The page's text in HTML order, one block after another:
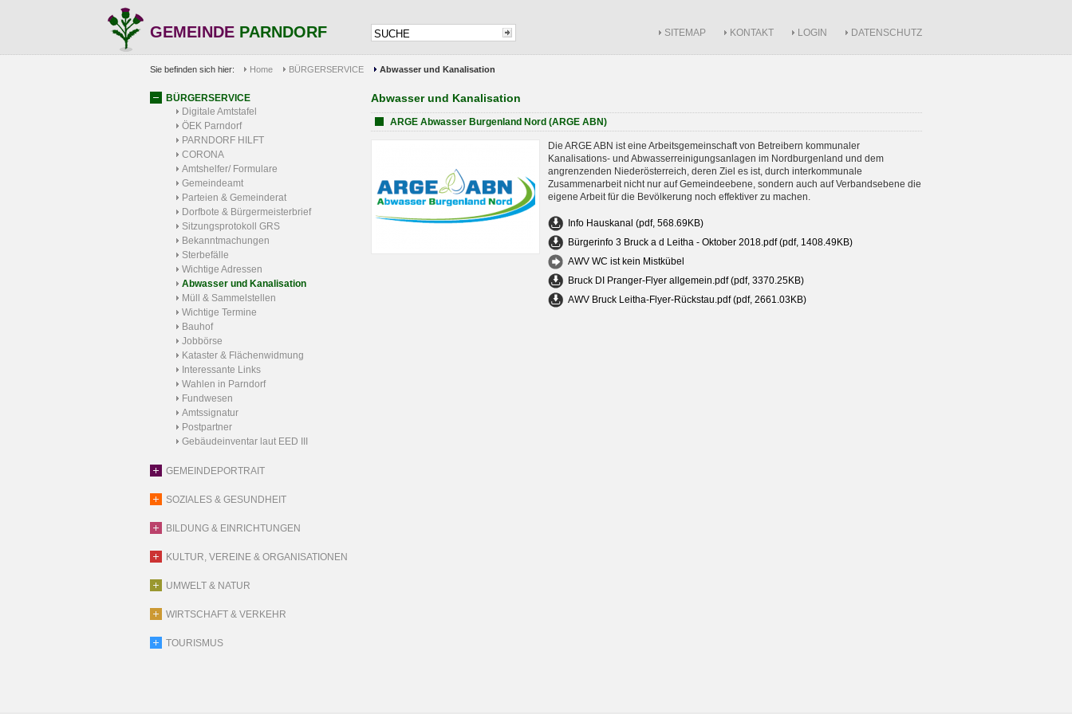
GEMEINDE PARNDORF SITEMAP KONTAKT LOGIN DATENSCHUTZ
Sie befinden sich hier: Home BÜRGERSERVICE Abwasser und Kanalisation
BÜRGERSERVICE
Digitale Amtstafel
ÖEK Parndorf
PARNDORF HILFT
CORONA
Amtshelfer/ Formulare
Gemeindeamt
Parteien & Gemeinderat
Dorfbote & Bürgermeisterbrief
Sitzungsprotokoll GRS
Bekanntmachungen
Sterbefälle
Wichtige Adressen
Abwasser und Kanalisation
Müll & Sammelstellen
Wichtige Termine
Bauhof
Jobbörse
Kataster & Flächenwidmung
Interessante Links
Wahlen in Parndorf
Fundwesen
Amtssignatur
Postpartner
Gebäudeinventar laut EED III
GEMEINDEPORTRAIT
SOZIALES & GESUNDHEIT
BILDUNG & EINRICHTUNGEN
KULTUR, VEREINE & ORGANISATIONEN
UMWELT & NATUR
WIRTSCHAFT & VERKEHR
TOURISMUS
Abwasser und Kanalisation
ARGE Abwasser Burgenland Nord (ARGE ABN)
Die ARGE ABN ist eine Arbeitsgemeinschaft von Betreibern kommunaler
Kanalisations- und Abwasserreinigungsanlagen im Nordburgenland und dem
angrenzenden Niederösterreich, deren Ziel es ist, durch interkommunale
Zusammenarbeit nicht nur auf Gemeindeebene, sondern auch auf Verbandsebene die
eigene Arbeit für die Bevölkerung noch effektiver zu machen.
Info Hauskanal (pdf, 568.69KB)
Bürgerinfo 3 Bruck a d Leitha - Oktober 2018.pdf (pdf, 1408.49KB)
AWV WC ist kein Mistkübel
Bruck DI Pranger-Flyer allgemein.pdf (pdf, 3370.25KB)
AWV Bruck Leitha-Flyer-Rückstau.pdf (pdf, 2661.03KB)